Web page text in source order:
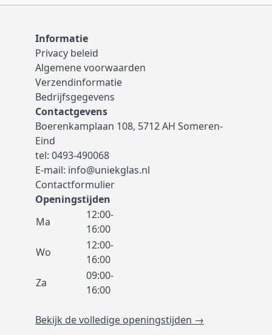
Informatie
Privacy beleid
Algemene voorwaarden
Verzendinformatie
Bedrijfsgegevens
Contactgevens
Boerenkamplaan 108, 5712 AH Someren-
Eind
tel: 0493-490068
E-mail: info@uniekglas.nl
Contactformulier
Openingstijden
Ma
12:00-
16:00
Wo
12:00-
16:00
Za
09:00-
16:00
Bekijk de volledige openingstijden →